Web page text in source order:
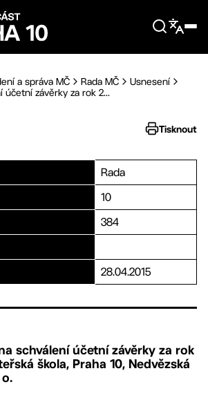
a správa MČ Rada MČ
Usnesení
účetní závěrky za rok 2...
Tisknout
Rada
10
384
28.04.2015
schválení účetní závěrky za rok
škola, Praha 10, Nedvězská